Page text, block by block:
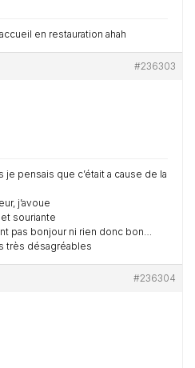
en restauration ahah
#236303
je pensais que c’était a cause de la
j’avoue
souriante
pas bonjour ni rien donc bon…
très désagréables
#236304